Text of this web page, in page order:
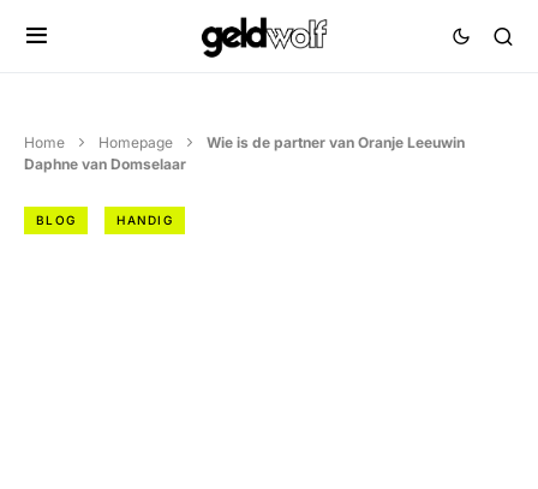
Home Homepage
Wie is de partner van Oranje Leeuwin
Daphne van Domselaar
BLOG HANDIG